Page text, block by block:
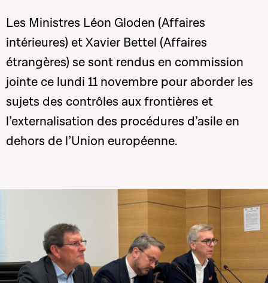
Les Ministres Léon Gloden (Affaires
intérieures) et Xavier Bettel (Affaires
étrangères) se sont rendus en commission
jointe ce lundi 11 novembre pour aborder les
sujets des contrôles aux frontières et
l’externalisation des procédures d’asile en
dehors de l’Union européenne.